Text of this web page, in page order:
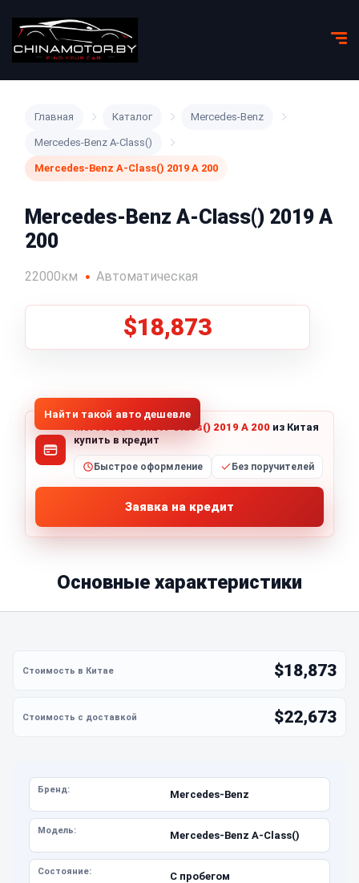
Главная Каталог Mercedes-Benz
Mercedes-Benz A-Class()
Mercedes-Benz A-Class() 2019 A 200
Mercedes-Benz A-Class() 2019 A
200
22000км Автоматическая
$18,873
Найти такой авто дешевле
Mercedes-Benz A-Class() 2019 A 200 из Китая
купить в кредит
Быстрое оформление Без поручителей
Заявка на кредит
Основные характеристики
$18,873
$22,673
Бренд: Mercedes-Benz
Модель: Mercedes-Benz A-Class()
Состояние: С пробегом